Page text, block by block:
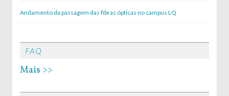
Andamento da passagem das fibras ópticas no campus LQ
FAQ
Mais >>